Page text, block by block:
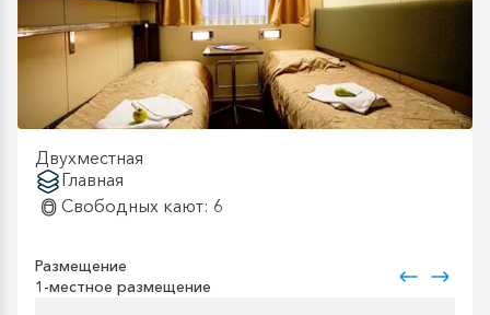
Двухместная
Главная
Свободных кают: 6
Размещение
1-местное размещение